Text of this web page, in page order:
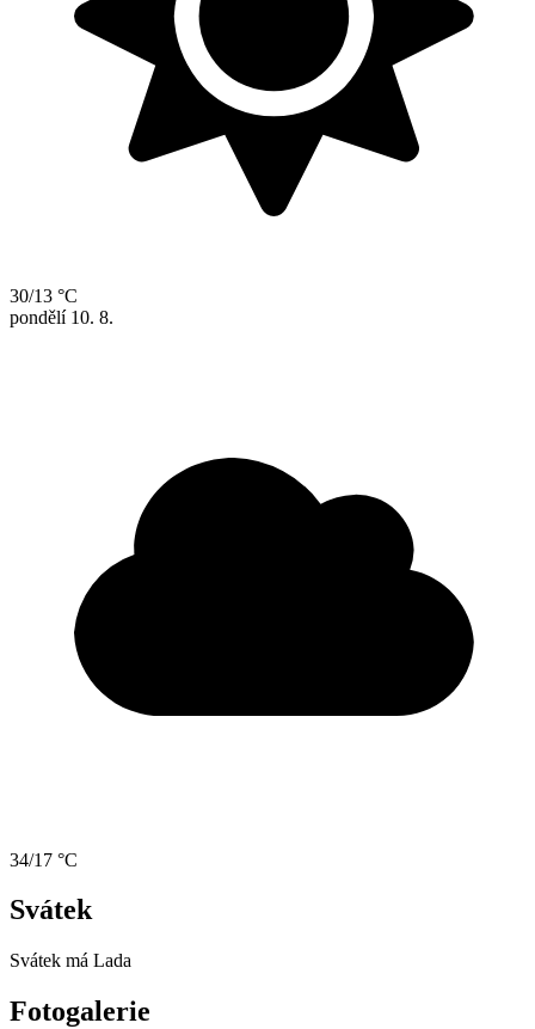
30/13 °C
pondělí 10. 8.
34/17 °C
Svátek
Svátek má Lada
Fotogalerie